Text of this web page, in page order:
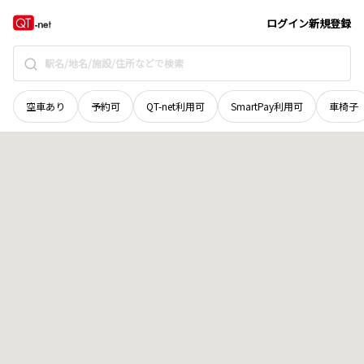
ログイン新規登録
空車あり 予約可 QT-net利用可 SmartPay利用可 車椅子
山口県